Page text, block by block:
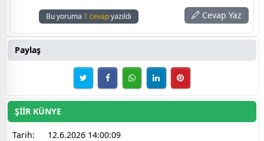
Bu yoruma 1 cevapyazıldı Cevap Yaz
Paylaş
ŞİİR KÜNYE
Tarih:
12.6.2026 14:00:09